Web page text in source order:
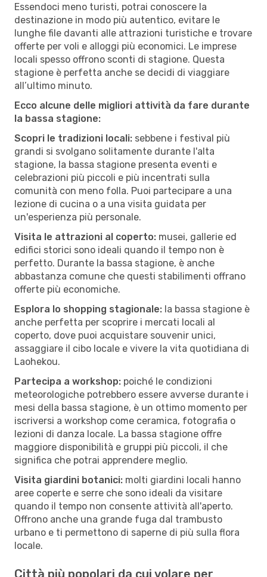
Essendoci meno turisti, potrai conoscere la
destinazione in modo più autentico, evitare le
lunghe file davanti alle attrazioni turistiche e trovare
offerte per voli e alloggi più economici. Le imprese
locali spesso offrono sconti di stagione. Questa
stagione è perfetta anche se decidi di viaggiare
all’ultimo minuto.
Ecco alcune delle migliori attività da fare durante
la bassa stagione:
Scopri le tradizioni locali: sebbene i festival più
grandi si svolgano solitamente durante l'alta
stagione, la bassa stagione presenta eventi e
celebrazioni più piccoli e più incentrati sulla
comunità con meno folla. Puoi partecipare a una
lezione di cucina o a una visita guidata per
un'esperienza più personale.
Visita le attrazioni al coperto: musei, gallerie ed
edifici storici sono ideali quando il tempo non è
perfetto. Durante la bassa stagione, è anche
abbastanza comune che questi stabilimenti offrano
offerte più economiche.
Esplora lo shopping stagionale: la bassa stagione è
anche perfetta per scoprire i mercati locali al
coperto, dove puoi acquistare souvenir unici,
assaggiare il cibo locale e vivere la vita quotidiana di
Laohekou.
Partecipa a workshop: poiché le condizioni
meteorologiche potrebbero essere avverse durante i
mesi della bassa stagione, è un ottimo momento per
iscriversi a workshop come ceramica, fotografia o
lezioni di danza locale. La bassa stagione offre
maggiore disponibilità e gruppi più piccoli, il che
significa che potrai apprendere meglio.
Visita giardini botanici: molti giardini locali hanno
aree coperte e serre che sono ideali da visitare
quando il tempo non consente attività all'aperto.
Offrono anche una grande fuga dal trambusto
urbano e ti permettono di saperne di più sulla flora
locale.
Città più popolari da cui volare per